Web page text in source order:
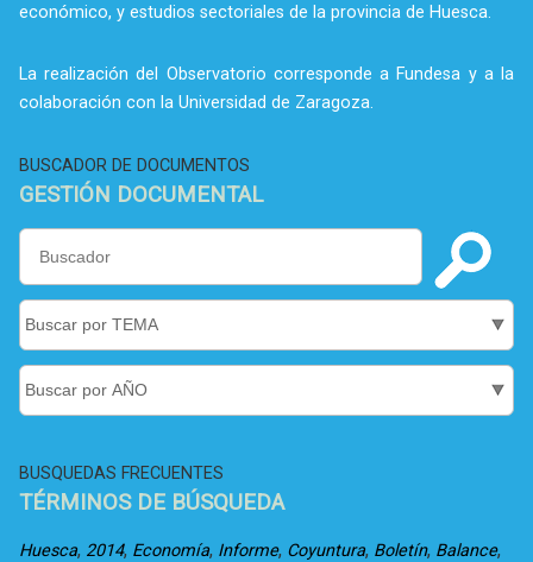
económico, y estudios sectoriales de la provincia de Huesca.
La realización del Observatorio corresponde a Fundesa y a la
colaboración con la Universidad de Zaragoza.
BUSCADOR DE DOCUMENTOS
GESTIÓN DOCUMENTAL
BUSQUEDAS FRECUENTES
TÉRMINOS DE BÚSQUEDA
Huesca, 2014, Economía, Informe, Coyuntura, Boletín, Balance,